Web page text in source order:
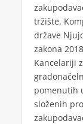
tržište.
države
zakona
Kancelariji
pomenutih
složenih